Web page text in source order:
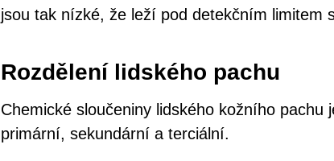
jsou tak nízké, že leží pod detekčním limitem
Rozdělení lidského pachu
Chemické sloučeniny lidského kožního pachu
primární, sekundární a terciální.